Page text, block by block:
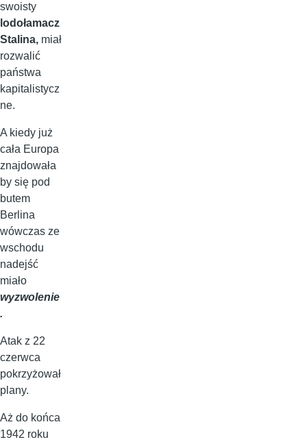
swoisty
lodołamacz
Stalina, miał
rozwalić
państwa
kapitalistycz
ne.
A kiedy już
cała Europa
znajdowała
by się pod
butem
Berlina
wówczas ze
wschodu
nadejść
miało
wyzwolenie
.
Atak z 22
czerwca
pokrzyżował
plany.
Aż do końca
1942 roku